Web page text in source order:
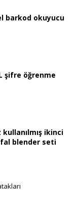
barkod okuyucu
şifre öğrenme
kullanılmış ikinci
blender seti